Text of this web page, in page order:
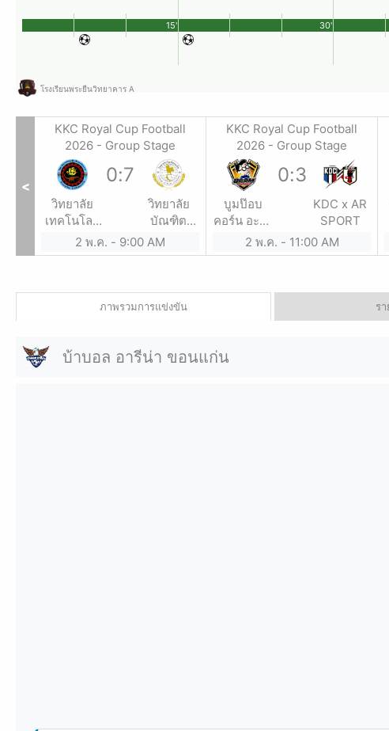
โรงเรียนพระยืนวิทยาคาร A
15' 30'
KKC Royal Cup Football
2026 - Group Stage
วิทยาลัย
เทคโนโลยี
ภูเวียง
พณิชยการ
0:7
วิทยาลัย
บัณฑิต
เอเซีย
2 พ.ค. - 9:00 AM
KKC Royal Cup Football
2026 - Group Stage
บูมป๊อบ
คอร์น อะคา
เดมี่
0:3
KDC x AR
SPORT
2 พ.ค. - 11:00 AM
<
ภาพรวมการแข่งขัน ร
บ้าบอล อารีน่า ขอนแก่น